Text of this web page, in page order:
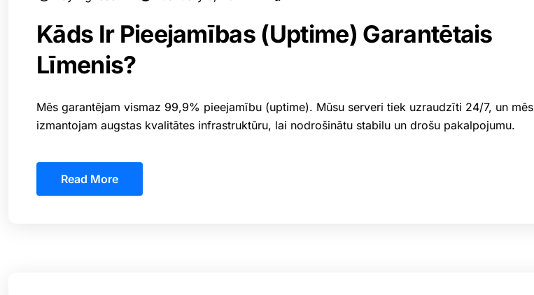
Kāds Ir Pieejamības (uptime) Garantētais
Līmenis?
Mēs garantējam vismaz 99,9% pieejamību (uptime). Mūsu serveri tiek uzraudzīti 24/7, un mēs
izmantojam augstas kvalitātes infrastruktūru, lai nodrošinātu stabilu un drošu pakalpojumu.
Read More